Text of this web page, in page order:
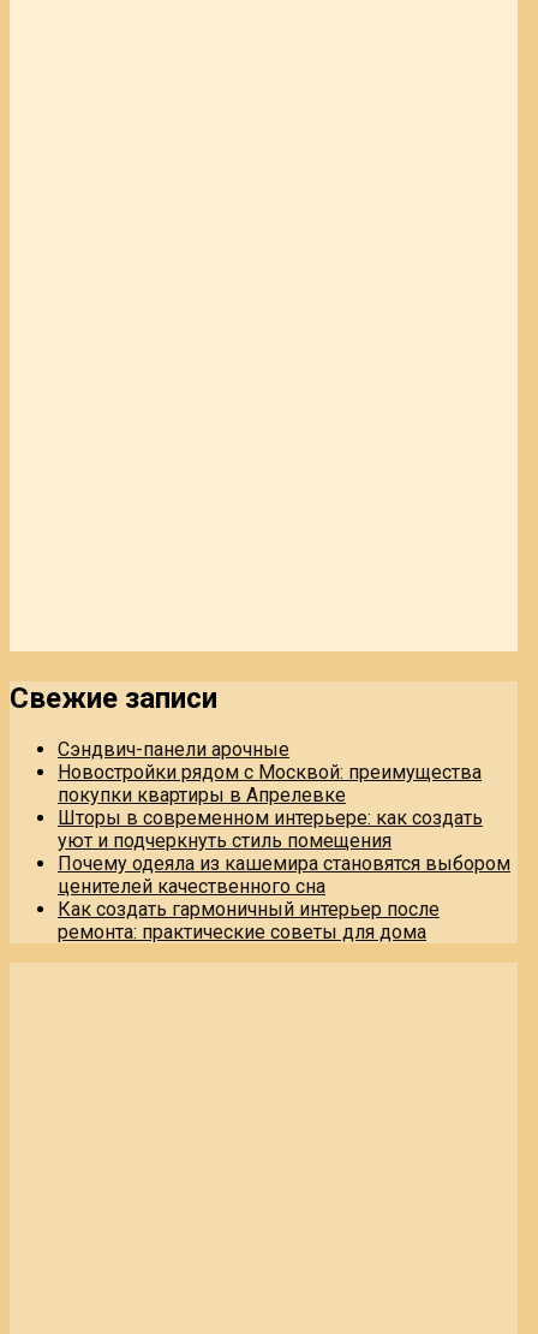
Свежие записи
Сэндвич-панели арочные
Новостройки рядом с Москвой: преимущества
покупки квартиры в Апрелевке
Шторы в современном интерьере: как создать
уют и подчеркнуть стиль помещения
Почему одеяла из кашемира становятся выбором
ценителей качественного сна
Как создать гармоничный интерьер после
ремонта: практические советы для дома